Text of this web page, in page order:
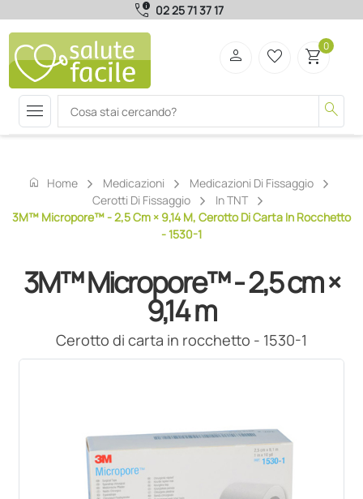
call_quality 02 25 71 37 17
menu search
person favorite_border shopping_cart0
home Home Medicazioni
Medicazioni Di Fissaggio
Cerotti Di Fissaggio
In TNT
3M™ Micropore™ - 2,5 Cm × 9,14 M, Cerotto Di Carta In Rocchetto
- 1530-1
3M™ Micropore™ - 2,5 cm ×
9,14 m
Cerotto di carta in rocchetto - 1530-1